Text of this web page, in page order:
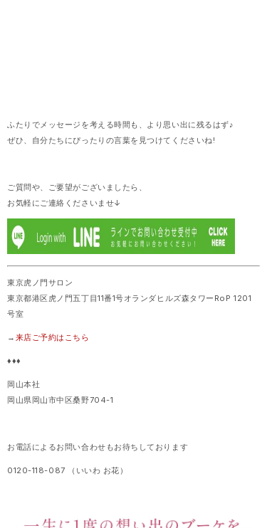
ふたりでメッセージを考える時間も、より思い出に残るはず♪
ぜひ、自分たちにぴったりの言葉を見つけてくださいね!
ご質問や、ご要望がございましたら、
お気軽にご連絡くださいませ↓
東京虎ノ門サロン
東京都港区虎ノ門五丁目11番1号オランダヒルズ森タワーRoP 1201
号室
→ 来店ご予約はこちら
♦♦♦
岡山本社
岡山県岡山市中区桑野704-1
お電話によるお問い合わせもお待ちしております
0120-118-087 （いいわ お花）